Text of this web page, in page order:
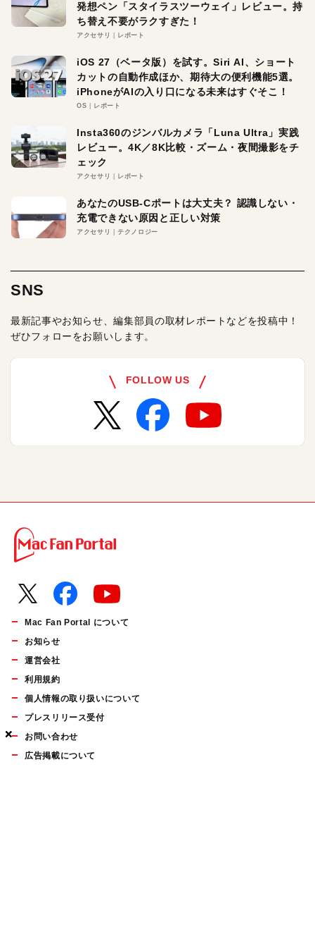
×
×
×
発想ペン「スタイラスツーウェイ」レビュー。持
ち替え不要がラクすぎた！
アクセサリ レポート
iOS 27（ベータ版）を試す。Siri AI、ショート
カットの自動作成ほか、期待大の便利機能5選。
iPhoneがAIの入り口になる未来はすぐそこ！
OS レポート
Insta360のジンバルカメラ「Luna Ultra」実践
レビュー。4K／8K比較・ズーム・夜間撮影をチ
ェック
アクセサリ レポート
あなたのUSB-Cポートは大丈夫？ 認識しない・
充電できない原因と正しい対策
アクセサリ テクノロジー
SNS
最新記事やお知らせ、編集部員の取材レポートなどを投稿中！
ぜひフォローをお願いします。
FOLLOW US
Mac Fan Portal について
お知らせ
運営会社
利用規約
個人情報の取り扱いについて
プレスリリース受付
お問い合わせ
広告掲載について